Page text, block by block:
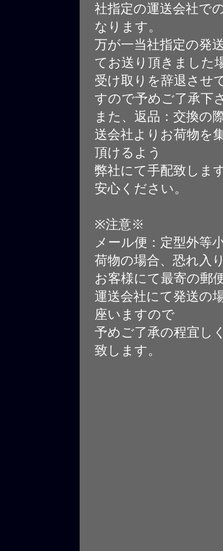
社指定の運送会社で
なります。
万が一当社指定の発
てお送り頂きました
受け取りを辞退させ
すので予めご了承下
また、返品：交換の
送会社よりお荷物を
頂けるよう
弊社にて手配致しま
安心ください。
※注意※
メール便：定型外等
荷物の場合、恐れ入
お客様にて最寄の郵
運送会社にて発送の
座いますので
予めご了承の程宜し
致します。